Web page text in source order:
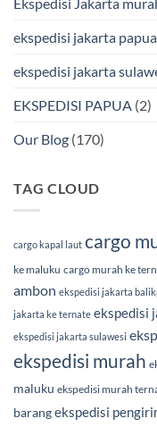
Ekspedisi Jakarta
ekspedisi jakarta papua
ekspedisi jakarta
EKSPEDISI PAPUA (2)
Our Blog (170)
TAG CLOUD
cargo kapal laut cargo
ke maluku cargo murah ke
ambon ekspedisi jakarta
jakarta ke ternate ekspedisi
ekspedisi jakarta sulawesi
ekspedisi murah
maluku ekspedisi murah
barangekspedisi